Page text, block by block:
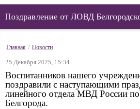
Поздравление от ЛОВД
Главная / Новости
25 Декабря 2025, 15:34
Воспитанников нашего
поздравили с наступающими
линейного отдела МВД России
Белгорода.